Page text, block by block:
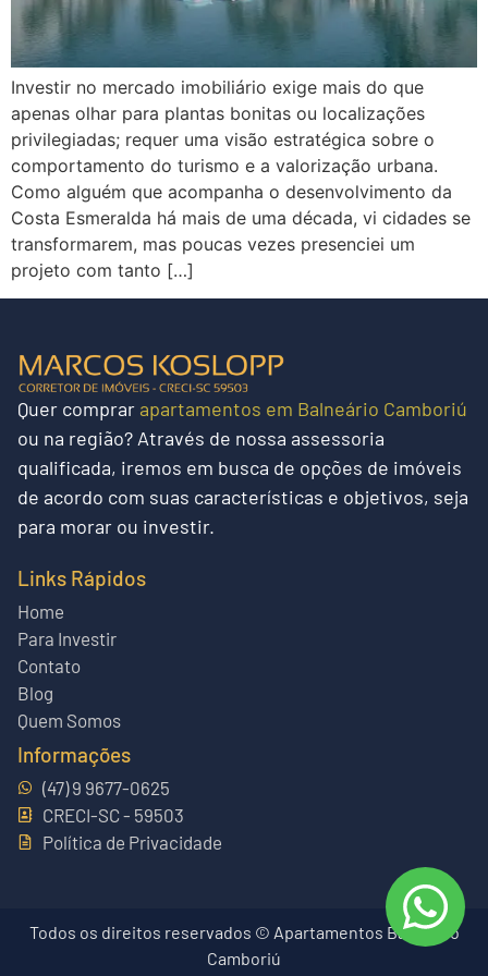
Investir no mercado imobiliário exige mais do que
apenas olhar para plantas bonitas ou localizações
privilegiadas; requer uma visão estratégica sobre o
comportamento do turismo e a valorização urbana.
Como alguém que acompanha o desenvolvimento da
Costa Esmeralda há mais de uma década, vi cidades se
transformarem, mas poucas vezes presenciei um
projeto com tanto […]
Quer comprar apartamentos em Balneário Camboriú
ou na região? Através de nossa assessoria
qualificada, iremos em busca de opções de imóveis
de acordo com suas características e objetivos, seja
para morar ou investir.
Links Rápidos
Home
Para Investir
Contato
Blog
Quem Somos
Informações
(47) 9 9677-0625
CRECI-SC - 59503
Política de Privacidade
Todos os direitos reservados © Apartamentos Balneário
Camboriú